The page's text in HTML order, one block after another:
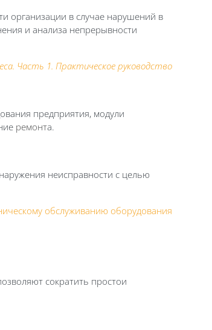
организации в случае нарушений в
и анализа непрерывности
Часть 1. Практическое руководство
предприятия, модули
ремонта.
неисправности с целью
обслуживанию оборудования
сократить простои